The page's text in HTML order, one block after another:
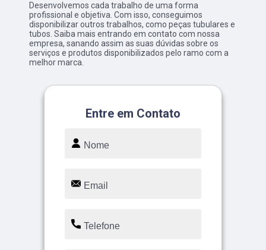
Desenvolvemos cada trabalho de uma forma
profissional e objetiva. Com isso, conseguimos
disponibilizar outros trabalhos, como peças tubulares e
tubos. Saiba mais entrando em contato com nossa
empresa, sanando assim as suas dúvidas sobre os
serviços e produtos disponibilizados pelo ramo com a
melhor marca.
Entre em Contato